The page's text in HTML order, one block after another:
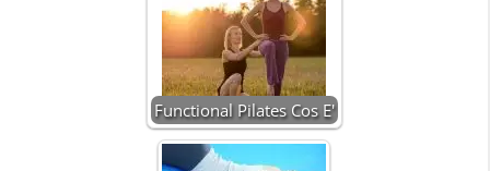
Functional Pilates Cos E'